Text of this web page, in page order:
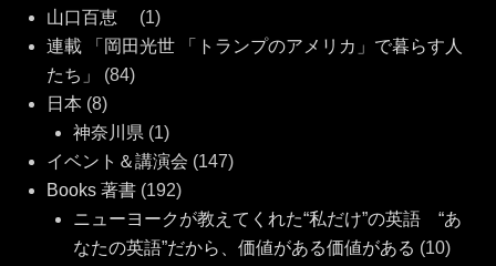
山口百恵
(1)
連載 「岡田光世 「トランプのアメリカ」で暮らす人
たち」
(84)
日本 (8)
神奈川県 (1)
イベント＆講演会 (147)
Books 著書(192)
ニューヨークが教えてくれた“私だけ”の英語 “あ
なたの英語”だから、価値がある価値がある (10)